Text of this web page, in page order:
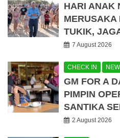
HARI ANAK
MERUSAKA
TUKIK,
7 August 2026
CHECK IN
GM FOR A
PIMPIN
SANTIKA
2 August 2026